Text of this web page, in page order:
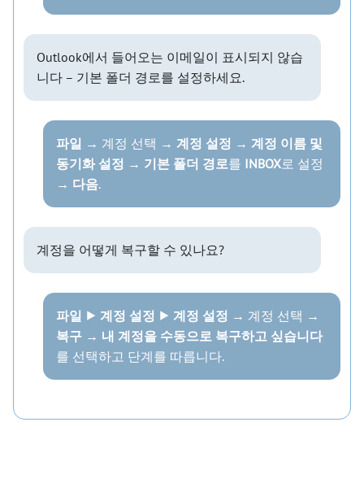
Outlook에서 들어오는 이메일이 표시되지 않습
니다 – 기본 폴더 경로를 설정하세요.
파일 → 계정 선택 → 계정 설정 → 계정 이름 및
동기화 설정 → 기본 폴더 경로를 INBOX로 설정
→ 다음.
계정을 어떻게 복구할 수 있나요?
파일 ⯈ 계정 설정 ⯈ 계정 설정 → 계정 선택 →
복구 → 내 계정을 수동으로 복구하고 싶습니다
를 선택하고 단계를 따릅니다.